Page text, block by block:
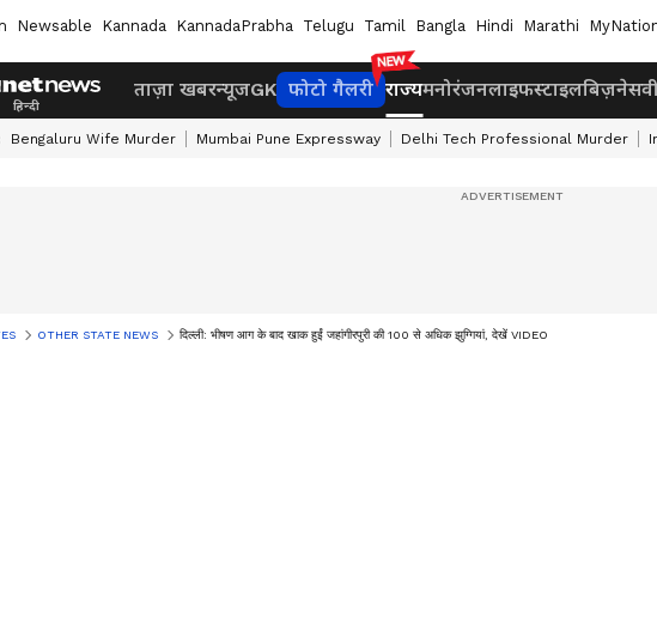
Newsable Kannada KannadaPrabha Telugu Tamil Bangla Hindi Marathi
ताज़ा खबरन्यूजGK फोटो गैलरी राज्यमनोरंजनलाइफस्टाइलबिज़नेस
Bengaluru Wife Murder Mumbai Pune Expressway Delhi Tech Professional Murder
OTHER STATE NEWS दिल्ली: भीषण आग के बाद खाक हुईं जहांगीरपुरी की 100 से अधिक झुग्गियां, देखें VIDEO